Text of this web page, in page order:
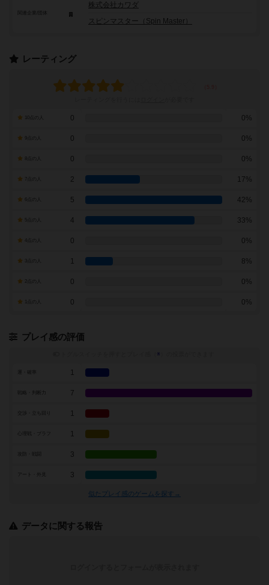
株式会社カワダ
スピンマスター（Spin Master）
レーティング
0 0%
0 0%
0 0%
7点の人 2 17%
5 42%
4 33%
0 0%
1 8%
0 0%
0 0%
プレイ感の評価
※
1
戦略・判断力 7
1
1
3
アート・外見 3
似たプレイ感のゲームを探す→
データに関する報告